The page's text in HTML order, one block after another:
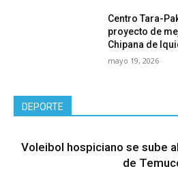
Centro Tara-
proyecto de
Chipana de
mayo 19, 2026
DEPORTE
Voleibol hospiciano se sube
de